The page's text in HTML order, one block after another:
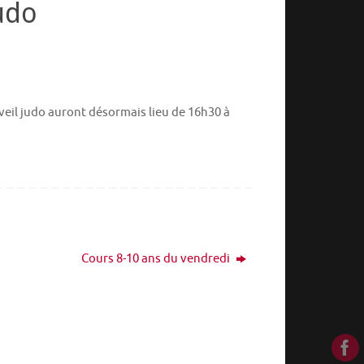
judo auront désormais lieu de 16h30 à
Cours 8-10 ans du vendredi